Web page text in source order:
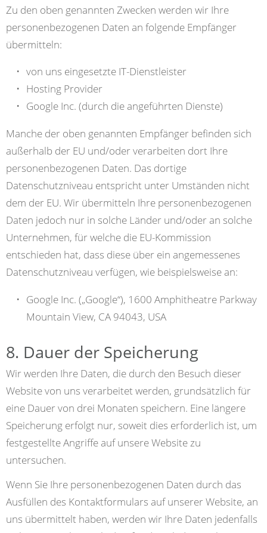
Zu den oben genannten Zwecken werden wir Ihre
personenbezogenen Daten an folgende Empfänger
übermitteln:
von uns eingesetzte IT-Dienstleister
Hosting Provider
Google Inc. (durch die angeführten Dienste)
Manche der oben genannten Empfänger befinden sich
außerhalb der EU und/oder verarbeiten dort Ihre
personenbezogenen Daten. Das dortige
Datenschutzniveau entspricht unter Umständen nicht
dem der EU. Wir übermitteln Ihre personenbezogenen
Daten jedoch nur in solche Länder und/oder an solche
Unternehmen, für welche die EU-Kommission
entschieden hat, dass diese über ein angemessenes
Datenschutzniveau verfügen, wie beispielsweise an:
Google Inc. („Google“), 1600 Amphitheatre Parkway
Mountain View, CA 94043, USA
8. Dauer der Speicherung
Wir werden Ihre Daten, die durch den Besuch dieser
Website von uns verarbeitet werden, grundsätzlich für
eine Dauer von drei Monaten speichern. Eine längere
Speicherung erfolgt nur, soweit dies erforderlich ist, um
festgestellte Angriffe auf unsere Website zu
untersuchen.
Wenn Sie Ihre personenbezogenen Daten durch das
Ausfüllen des Kontaktformulars auf unserer Website, an
uns übermittelt haben, werden wir Ihre Daten jedenfalls